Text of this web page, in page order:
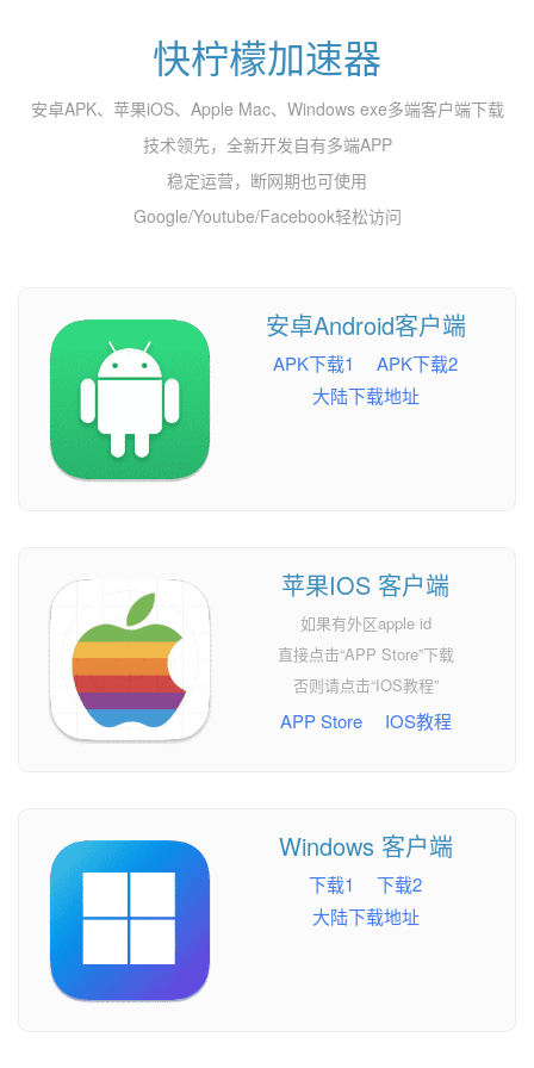
快柠檬加速器
安卓APK、苹果iOS、Apple Mac、Windows exe多端客户端下载
技术领先，全新开发自有多端APP
稳定运营，断网期也可使用
Google/Youtube/Facebook轻松访问
安卓Android客户端
APK下载1
APK下载2
大陆下载地址
苹果IOS 客户端
如果有外区apple id
直接点击“APP Store”下载
否则请点击“IOS教程”
APP Store IOS教程
Windows 客户端
下载1
下载2
大陆下载地址